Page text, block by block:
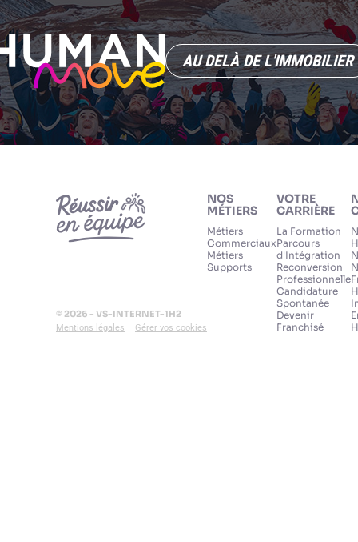
AU DELÀ DE L'IMMOBILIER
© 2026 - VS-INTERNET-1H2
Mentions légales Gérer vos cookies
NOS
MÉTIERS
Métiers
Commerciaux
Métiers
Supports
VOTRE
CARRIÈRE
La Formation
Parcours
d'Intégration
Reconversion
Professionnelle
Candidature
Spontanée
Devenir
Franchisé